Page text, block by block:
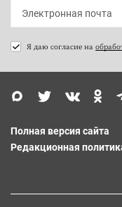
Я даю согласие на
Полная версия сайта
Редакционная